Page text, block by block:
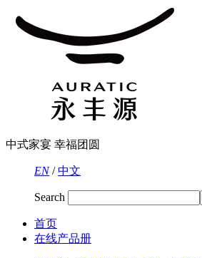
中式家宴 幸福团圆
EN/中文
Search
首页
在线产品册